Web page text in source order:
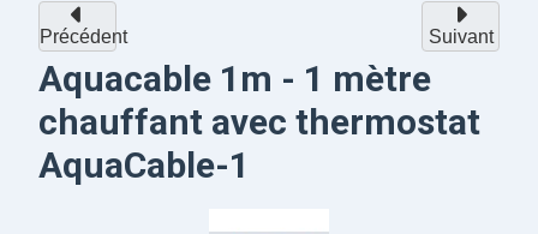
Précédent Suivant
Aquacable 1m - 1 mètre
chauffant avec thermostat
AquaCable-1